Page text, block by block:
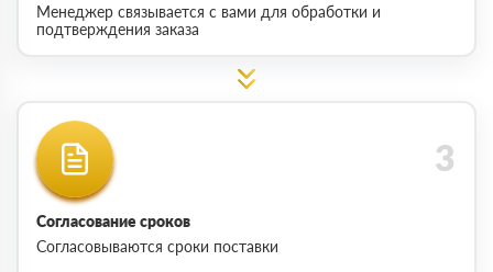
Менеджер связывается с вами для обработки и
подтверждения заказа
Согласование сроков
Согласовываются сроки поставки